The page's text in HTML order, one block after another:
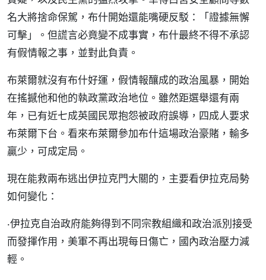
名大將捨命保駕，布什開始還能嘴硬反駁：「證據無懈
可擊」。但謊言必竟變不成事實，布什最終不得不承認
有假情報之事，並對此負責。
布萊爾就沒有布什好運，假情報釀成的政治風暴，開始
在搖撼他和他的執政黨政治地位。雖然距選舉還有兩
年，已有近七成英國民眾抱怨被政府誤導，四成人要求
布萊爾下台。看來布萊爾參加布什這場政治豪賭，輸多
贏少，可成定局。
現在能救兩布逃出伊拉克門大關的，主要看伊拉克局勢
如何變化：
‧伊拉克自治政府能夠得到不同宗教組織和政治派別接受
而發揮作用，美軍不再出現每日傷亡，國內政治壓力減
輕。